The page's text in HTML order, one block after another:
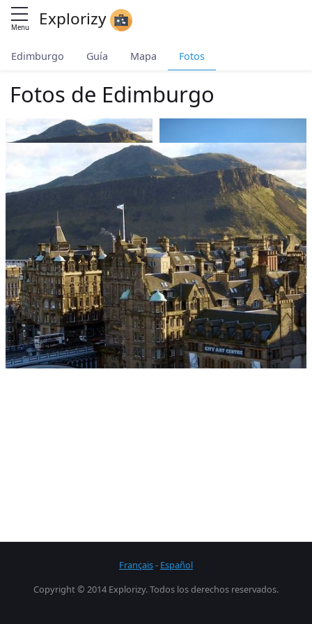
Menu Explorizy
Edimburgo Guía Mapa Fotos
Fotos de Edimburgo
Todos los destinos Edimburgo Images
Français- Español
Copyright © 2014 Explorizy. Todos los derechos reservados.